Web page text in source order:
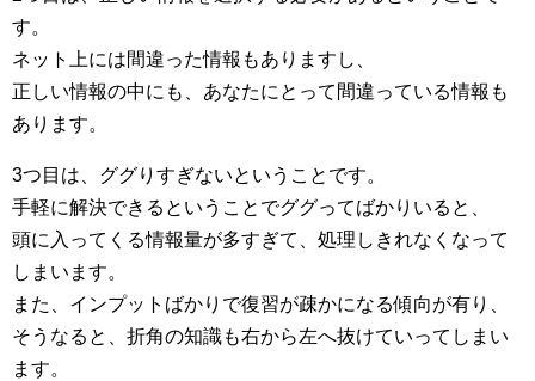
す。
ネット上には間違った情報もありますし、
正しい情報の中にも、あなたにとって間違っている情報も
あります。
3つ目は、ググりすぎないということです。
手軽に解決できるということでググってばかりいると、
頭に入ってくる情報量が多すぎて、処理しきれなくなって
しまいます。
また、インプットばかりで復習が疎かになる傾向が有り、
そうなると、折角の知識も右から左へ抜けていってしまい
ます。